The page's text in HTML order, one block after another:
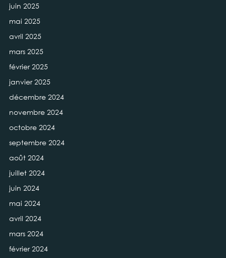
juin 2025
mai 2025
avril 2025
mars 2025
février 2025
janvier 2025
décembre 2024
novembre 2024
octobre 2024
septembre 2024
août 2024
juillet 2024
juin 2024
mai 2024
avril 2024
mars 2024
février 2024